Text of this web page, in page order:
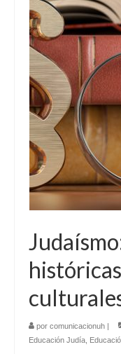
por comunicacionuh |
Educación Judía